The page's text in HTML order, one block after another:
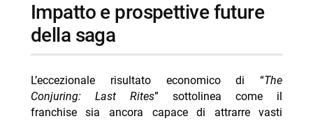
impatto e prospettive future
della saga
L’eccezionale risultato economico di “The
Conjuring: Last Rites” sottolinea come il
franchise sia ancora capace di attrarre vasti